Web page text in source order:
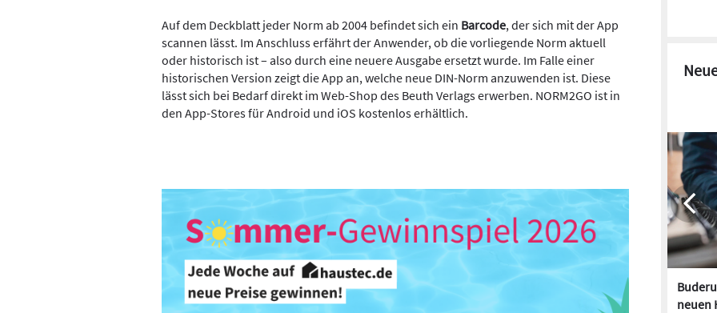
Auf dem Deckblatt jeder Norm ab 2004 befindet sich ein Barcode, der sich mit der App
scannen lässt. Im Anschluss erfährt der Anwender, ob die vorliegende Norm aktuell
oder historisch ist – also durch eine neuere Ausgabe ersetzt wurde. Im Falle einer
historischen Version zeigt die App an, welche neue DIN-Norm anzuwenden ist. Diese
lässt sich bei Bedarf direkt im Web-Shop des Beuth Verlags erwerben. NORM2GO ist in
den App-Stores für Android und iOS kostenlos erhältlich.
neuen